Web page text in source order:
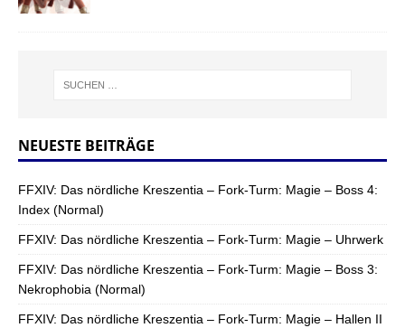
NEUESTE BEITRÄGE
FFXIV: Das nördliche Kreszentia – Fork-Turm: Magie – Boss 4:
Index (Normal)
FFXIV: Das nördliche Kreszentia – Fork-Turm: Magie – Uhrwerk
FFXIV: Das nördliche Kreszentia – Fork-Turm: Magie – Boss 3:
Nekrophobia (Normal)
FFXIV: Das nördliche Kreszentia – Fork-Turm: Magie – Hallen II